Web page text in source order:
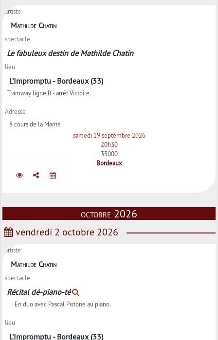
artiste
Mathilde Chatin
spectacle
Le fabuleux destin de Mathilde Chatin
lieu
L'Impromptu - Bordeaux (33)
Tramway ligne B - arrêt Victoire.
Adresse
8 cours de la Marne
samedi 19 septembre 2026
20h30
33000
Bordeaux
octobre 2026
vendredi 2 octobre 2026
artiste
Mathilde Chatin
spectacle
Récital dé-piano-té
En duo avec Pascal Pistone au piano.
lieu
L'Impromptu - Bordeaux (33)